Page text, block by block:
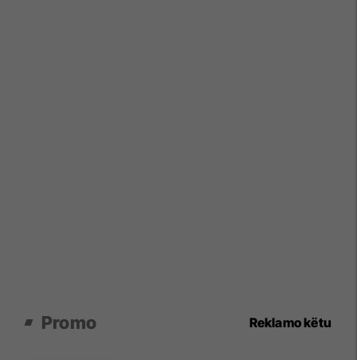
Promo Reklamo këtu